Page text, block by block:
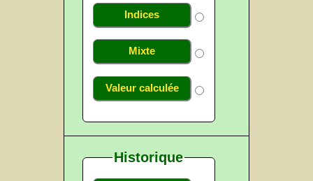
Indices
Mixte
Valeur calculée
Historique